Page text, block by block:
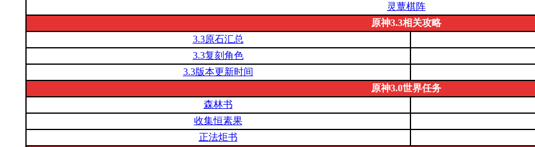
灵蕈棋阵
原神3.3相关攻略
3.3原石汇总
3.3复刻角色
3.3版本更新时间
原神3.0世界任务
森林书
收集恒素果
正法炬书